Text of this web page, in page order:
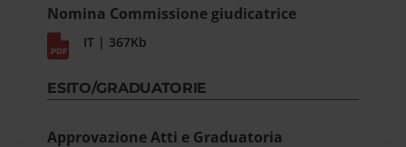
Nomina Commissione giudicatrice
IT | 367Kb
ESITO/GRADUATORIE
Approvazione Atti e Graduatoria